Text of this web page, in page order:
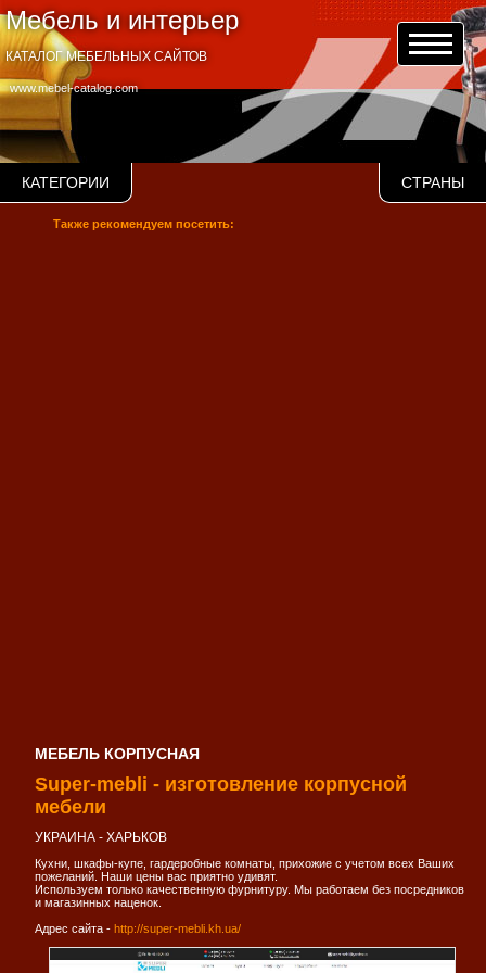
Мебель и интерьер
www.mebel-catalog.com
КАТАЛОГ МЕБЕЛЬНЫХ САЙТОВ
КАТЕГОРИИ СТРАНЫ
Также рекомендуем посетить:
МЕБЕЛЬ КОРПУСНАЯ
Super-mebli - изготовление корпусной
мебели
УКРАИНА - ХАРЬКОВ
Кухни, шкафы-купе, гардеробные комнаты, прихожие с учетом всех Ваших
пожеланий. Наши цены вас приятно удивят.
Используем только качественную фурнитуру. Мы работаем без посредников
и магазинных наценок.
Адрес сайта - http://super-mebli.kh.ua/